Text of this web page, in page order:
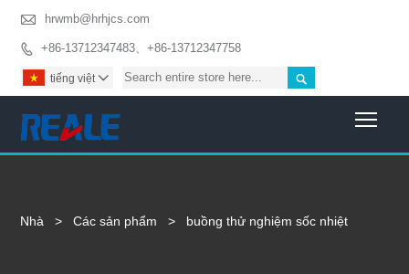
 hrwmb@hrhjcs.com
 +86-13712347483、+86-13712347758

tiếng việt 
Nhà > Các sản phẩm > buồng thử nghiệm sốc nhiệt